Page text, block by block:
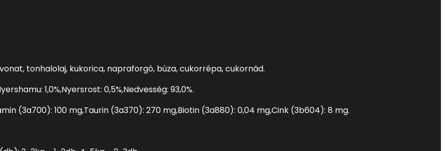
tonhalolaj, kukorica, napraforgó, búza, cukorrépa, cukornád.
1,0%,Nyersrost: 0,5%,Nedvesség: 93,0%.
(3a700): 100 mg,Taurin (3a370): 270 mg,Biotin (3a880): 0,04 mg,Cink (3b604): 8 mg.